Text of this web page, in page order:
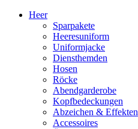
Heer
Sparpakete
Heeresuniform
Uniformjacke
Diensthemden
Hosen
Röcke
Abendgarderobe
Kopfbedeckungen
Abzeichen & Effekten
Accessoires